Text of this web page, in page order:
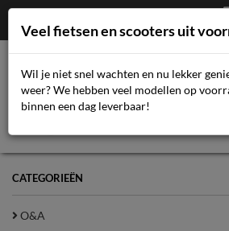
CATEGORIEËN
O&A
Veel fietsen en scooters uit
Wil je niet snel wachten en nu lekker
weer? We hebben veel modellen op
binnen een dag leverbaar!